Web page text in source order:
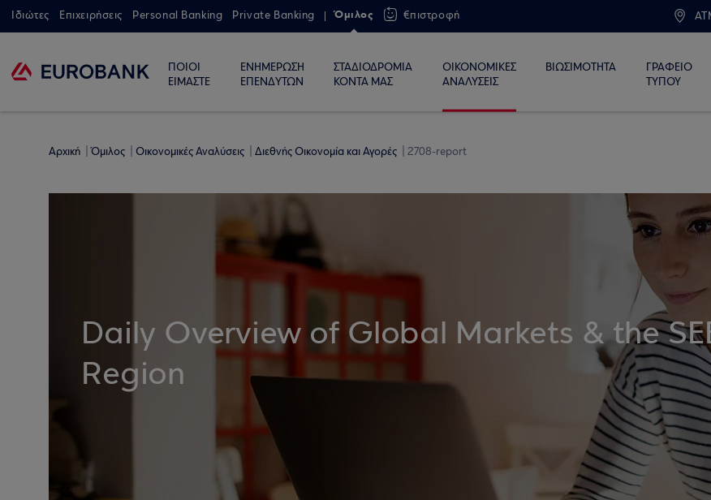
Ιδιώτες Επιχειρήσεις Personal Banking Private Banking Όμιλος €πιστροφή
ΠΟΙΟΙ
ΕΙΜΑΣΤΕ
ΕΝΗΜΕΡΩΣΗ
ΕΠΕΝΔΥΤΩΝ
ΣΤΑΔΙΟΔΡΟΜΙΑ
ΚΟΝΤΑ ΜΑΣ
ΟΙΚΟΝΟΜΙΚΕΣ
ΑΝΑΛΥΣΕΙΣ
ΒΙΩΣΙΜΟΤΗΤΑ
ΓΡΑΦΕΙΟ
ΤΥΠΟΥ
Αρχική Όμιλος Οικονομικές Αναλύσεις Διεθνής Οικονομία και Αγορές 2708-report
Daily Overview of Global Markets & the
Region